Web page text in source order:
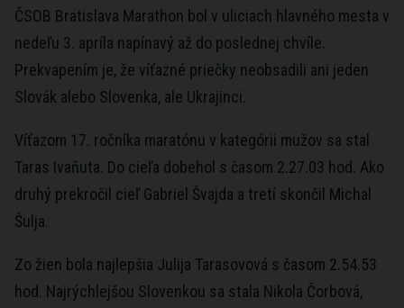
ČSOB Bratislava Marathon bol v uliciach hlavného mesta v
nedeľu 3. apríla napínavý až do poslednej chvíle.
Prekvapením je, že víťazné priečky neobsadili ani jeden
Slovák alebo Slovenka, ale Ukrajinci.
Víťazom 17. ročníka maratónu v kategórii mužov sa stal
Taras Ivaňuta. Do cieľa dobehol s časom 2.27.03 hod. Ako
druhý prekročil cieľ Gabriel Švajda a tretí skončil Michal
Šulja.
Zo žien bola najlepšia Julija Tarasovová s časom 2.54.53
hod. Najrýchlejšou Slovenkou sa stala Nikola Čorbová,